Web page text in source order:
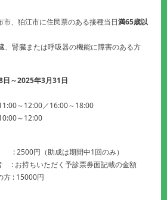
、狛江市に住民票のある接種当日満65歳以
、腎臓または呼吸器の機能に障害のある方
～2025年3月31日
～12:00／16:00～18:00
12:00
2500円（助成は期間中1回のみ）
: お持ちいただく予診票券面記載の金額
方 : 15000円